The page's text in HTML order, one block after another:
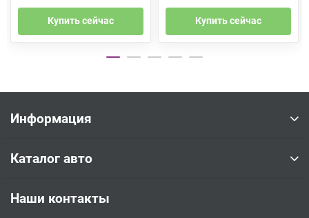
Купить сейчас Купить сейчас
Информация
Каталог авто
Наши контакты